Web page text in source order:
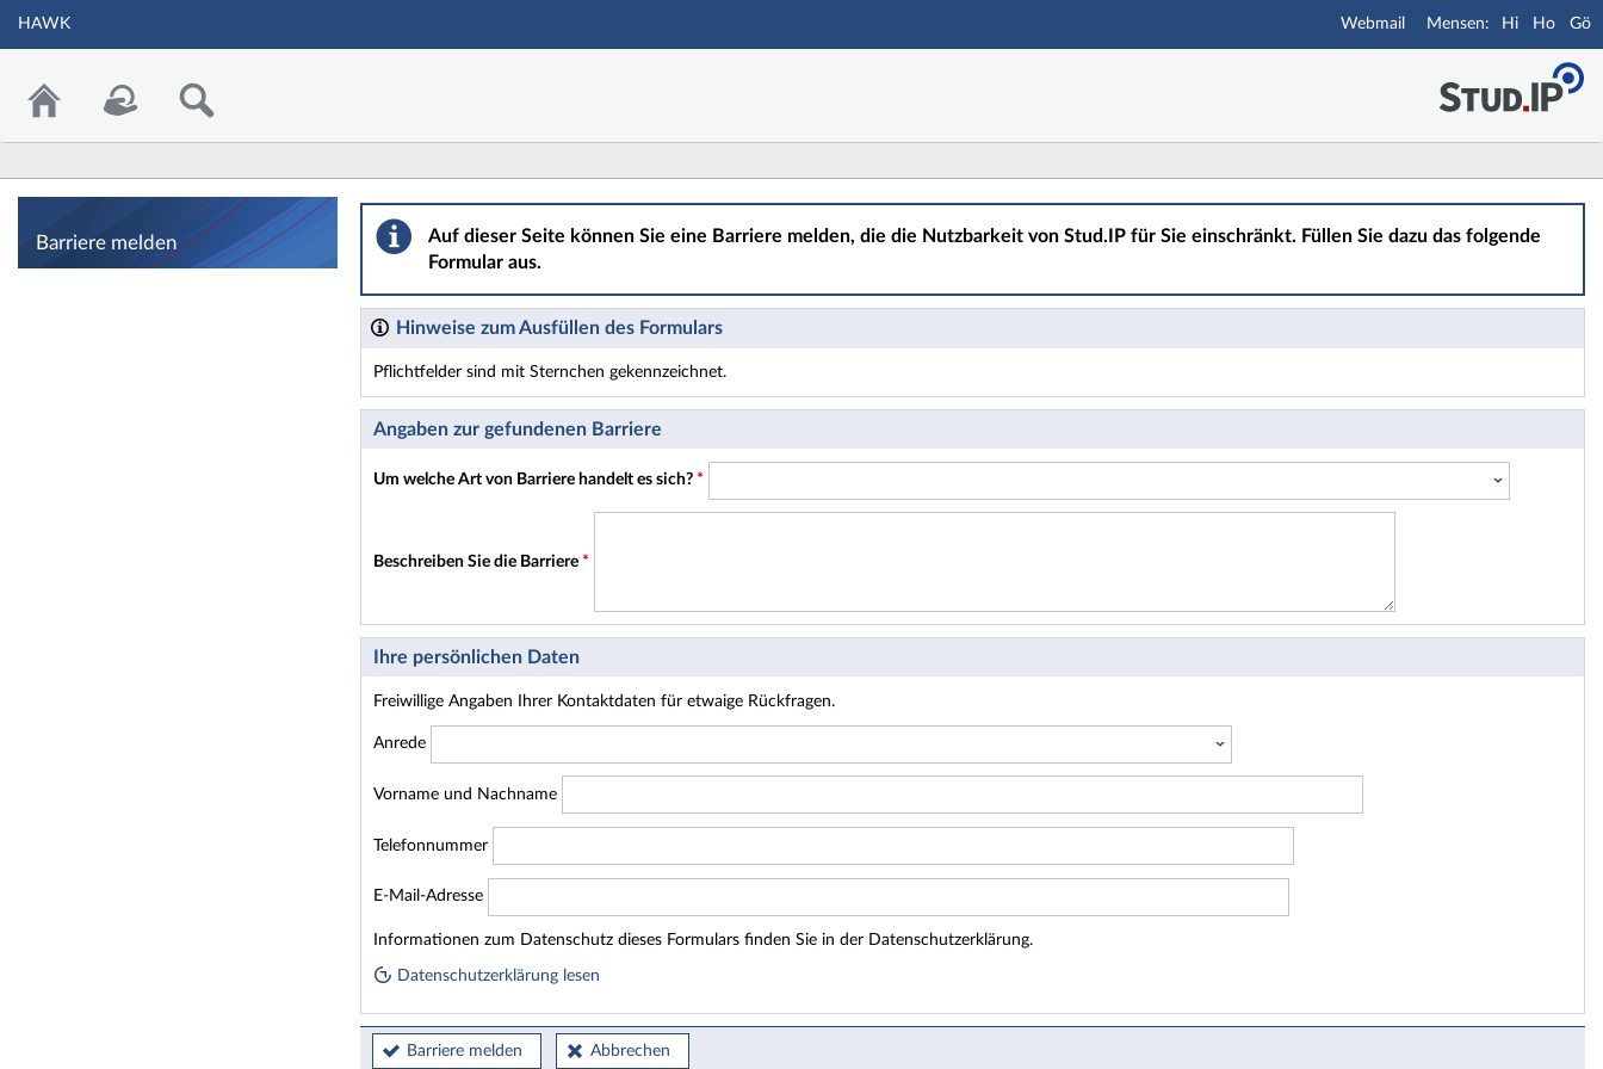
Hauptnavigation
HAWK Webmail Hi Ho Gö
Barriere melden
Barriere melden
Auf dieser Seite können Sie eine Barriere melden, die die Nutzbarkeit von Stud.IP für Sie einschränkt. Füllen Sie dazu das folgende
Formular aus.
Hinweise zum Ausfüllen des Formulars
Pflichtfelder sind mit Sternchen gekennzeichnet.
Dieses Formular enthält Pflichtfelder.
Angaben zur gefundenen Barriere
Um welche Art von Barriere handelt es sich? *
Beschreiben Sie die Barriere *
Ihre persönlichen Daten
Freiwillige Angaben Ihrer Kontaktdaten für etwaige Rückfragen.
Anrede
Vorname und Nachname
Telefonnummer
E-Mail-Adresse
Homepage
Informationen zum Datenschutz dieses Formulars finden Sie in der Datenschutzerklärung.
Datenschutzerklärung lesen
Barriere melden Abbrechen